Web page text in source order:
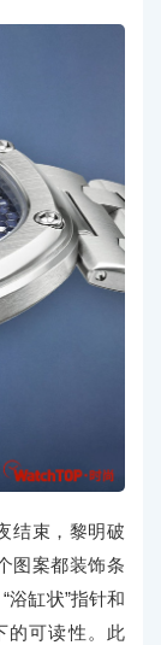
结束，黎明破
图案都装饰条
浴缸状”指针和
的可读性。此